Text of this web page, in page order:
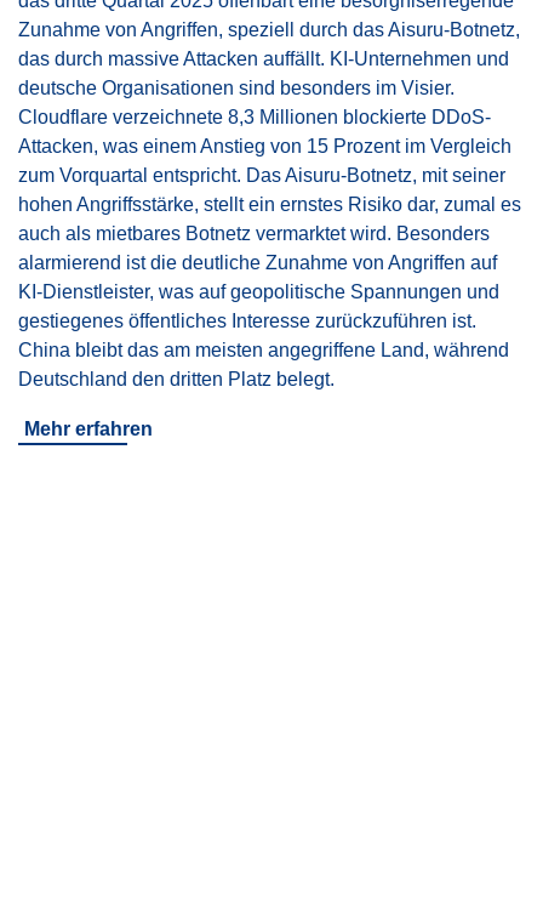
Zunahme von Angriffen, speziell durch das Aisuru-Botnetz,
das durch massive Attacken auffällt. KI-Unternehmen und
deutsche Organisationen sind besonders im Visier.
Cloudflare verzeichnete 8,3 Millionen blockierte DDoS-
Attacken, was einem Anstieg von 15 Prozent im Vergleich
zum Vorquartal entspricht. Das Aisuru-Botnetz, mit seiner
hohen Angriffsstärke, stellt ein ernstes Risiko dar, zumal es
auch als mietbares Botnetz vermarktet wird. Besonders
alarmierend ist die deutliche Zunahme von Angriffen auf
KI-Dienstleister, was auf geopolitische Spannungen und
gestiegenes öffentliches Interesse zurückzuführen ist.
China bleibt das am meisten angegriffene Land, während
Deutschland den dritten Platz belegt.
Mehr erfahren